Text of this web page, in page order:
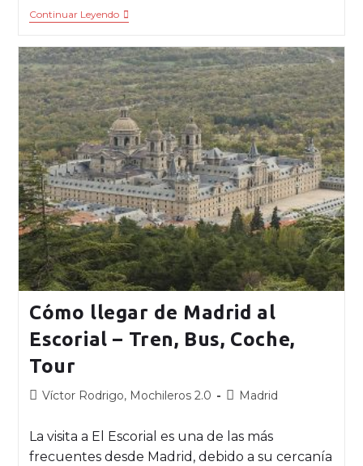
Continuar Leyendo
Cómo llegar de Madrid al
Escorial – Tren, Bus, Coche,
Tour
Víctor Rodrigo, Mochileros 2.0 Madrid
La visita a El Escorial es una de las más
frecuentes desde Madrid, debido a su cercanía